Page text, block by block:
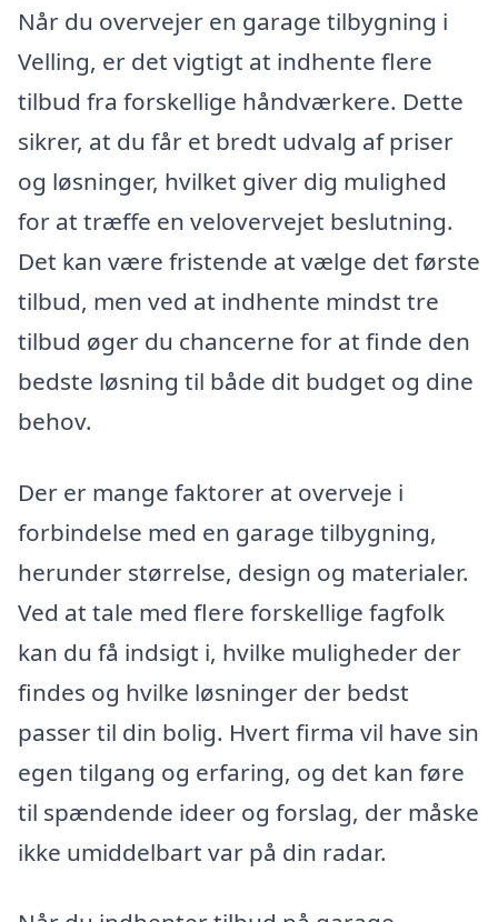
Når du overvejer en garage tilbygning i
Velling, er det vigtigt at indhente flere
tilbud fra forskellige håndværkere. Dette
sikrer, at du får et bredt udvalg af priser
og løsninger, hvilket giver dig mulighed
for at træffe en velovervejet beslutning.
Det kan være fristende at vælge det første
tilbud, men ved at indhente mindst tre
tilbud øger du chancerne for at finde den
bedste løsning til både dit budget og dine
behov.
Der er mange faktorer at overveje i
forbindelse med en garage tilbygning,
herunder størrelse, design og materialer.
Ved at tale med flere forskellige fagfolk
kan du få indsigt i, hvilke muligheder der
findes og hvilke løsninger der bedst
passer til din bolig. Hvert firma vil have sin
egen tilgang og erfaring, og det kan føre
til spændende ideer og forslag, der måske
ikke umiddelbart var på din radar.